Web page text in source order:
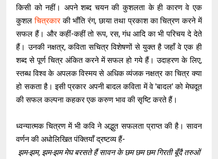
किसी को नहीं। अपने शब्द चयन की कुशलता के ही कारण वे एक
कुशलचित्रकारकी भाँति रंग, छाया तथा प्रकाश का चित्रण करने में
सफल हैं। और कहीं-कहीं तो रूप, रस, गंध आदि का भी परिचय दे देते
हैं। उनकी नक्षत्र, कविता सचित्र विशेषणों से युक्त है जहाँ वे एक ही
शब्द से पूर्ण चित्र अंकित करने में सफल हो गये हैं। उदाहरण के लिए,
स्तब्ध विश्व के अपलक विस्मय से अधिक व्यंजक नक्षत्र का चित्र क्या
हो सकता है। इसी प्रकार अपनी बादल कविता में वे 'बादल' को मेघदूत
की सफल कल्पना कहकर एक करुण भाव की सृष्टि करते हैं।
ध्वन्यात्मक चित्रण में भी कवि ने अद्भुत सफलता प्राप्त की है। सावन
वर्णन की अधोलिखित पंक्तियाँ द्रष्टव्य हैं-
झम-झम, झम-झम मेघ बरसते हैं सावन के छम छम छम गिरती बूँदै तरुओं